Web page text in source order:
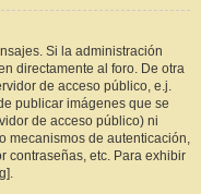
Si la administración
directamente al foro. De otra
de acceso público, e.j.
publicar imágenes que se
de acceso público) ni
mecanismos de autenticación,
contraseñas, etc. Para exhibir